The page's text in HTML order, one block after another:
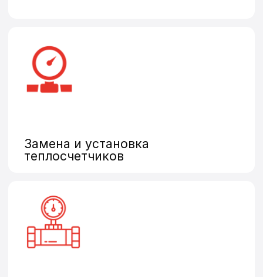
время
или замена
счетчиков?